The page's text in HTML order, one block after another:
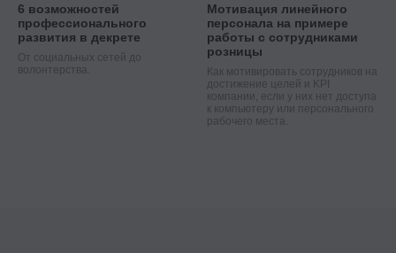
6 возможностей
профессионального
развития в декрете
От социальных сетей до
волонтерства.
Мотивация линейного
персонала на примере
работы с сотрудниками
розницы
Как мотивировать сотрудников на
достижение целей и KPI
компании, если у них нет доступа
к компьютеру или персонального
рабочего места.